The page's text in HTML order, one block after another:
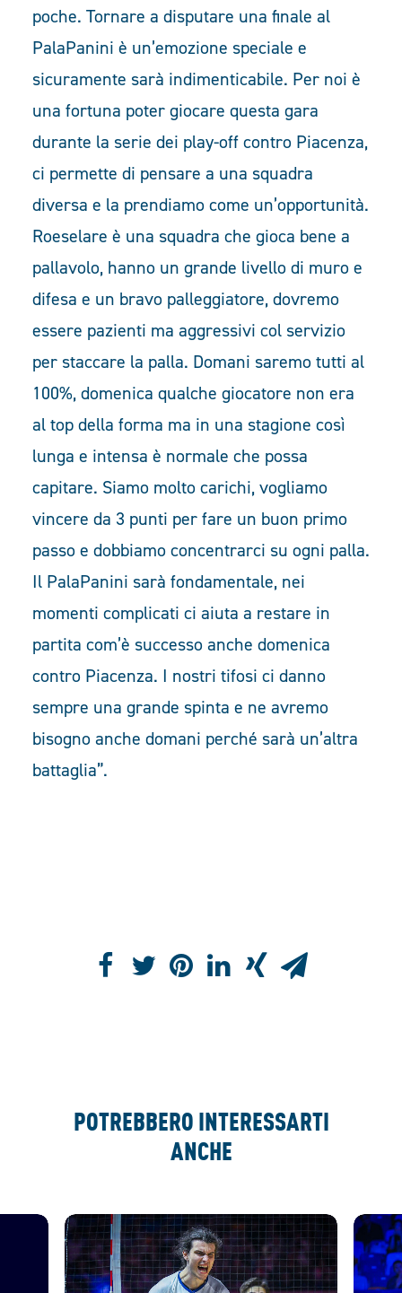
poche. Tornare a disputare una finale al
PalaPanini è un’emozione speciale e
sicuramente sarà indimenticabile. Per noi è
una fortuna poter giocare questa gara
durante la serie dei play-off contro Piacenza,
ci permette di pensare a una squadra
diversa e la prendiamo come un’opportunità.
Roeselare è una squadra che gioca bene a
pallavolo, hanno un grande livello di muro e
difesa e un bravo palleggiatore, dovremo
essere pazienti ma aggressivi col servizio
per staccare la palla. Domani saremo tutti al
100%, domenica qualche giocatore non era
al top della forma ma in una stagione così
lunga e intensa è normale che possa
capitare. Siamo molto carichi, vogliamo
vincere da 3 punti per fare un buon primo
passo e dobbiamo concentrarci su ogni palla.
Il PalaPanini sarà fondamentale, nei
momenti complicati ci aiuta a restare in
partita com’è successo anche domenica
contro Piacenza. I nostri tifosi ci danno
sempre una grande spinta e ne avremo
bisogno anche domani perché sarà un’altra
battaglia”.
POTREBBERO INTERESSARTI
ANCHE